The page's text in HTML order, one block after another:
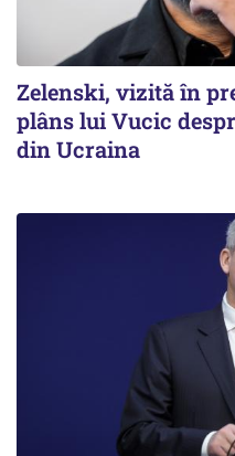
Zelenski, vizită în
plâns lui Vucic
din Ucraina